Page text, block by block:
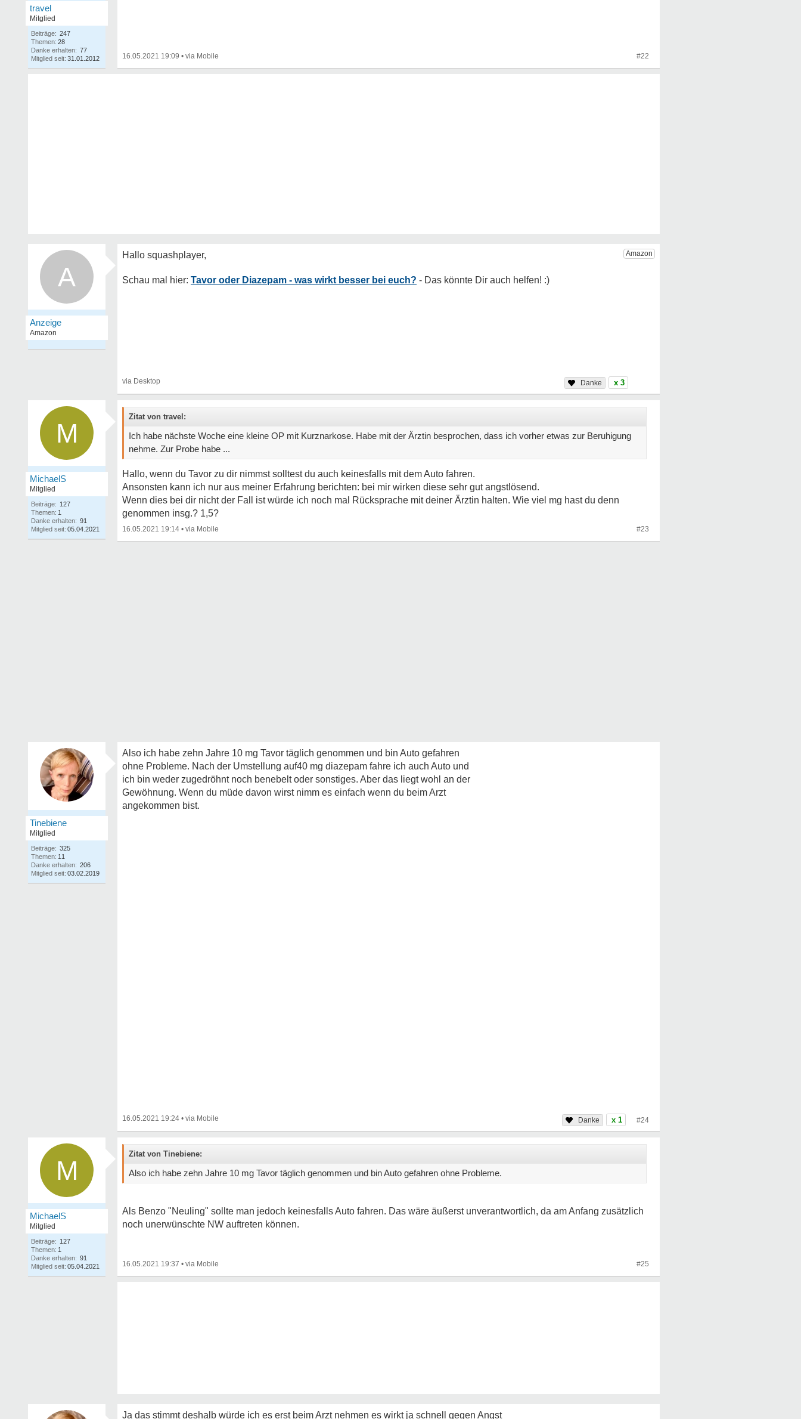
travel
Mitglied
Beiträge: 247
Themen: 28
Danke erhalten: 77
Mitglied seit: 31.01.2012 16.05.2021 19:09 • #22
A Tavor oder Diazepam - was wirkt besser bei euch?
x 3
M
MichaelS
Mitglied
Beiträge: 127
Themen: 1
Danke erhalten: 91
Mitglied seit: 05.04.2021
Zitat von travel:
Ich habe nächste Woche eine kleine OP mit Kurznarkose. Habe mit der Ärztin besprochen, dass ich vorher etwas zur Beruhigung
nehme. Zur Probe habe ...
Hallo, wenn du Tavor zu dir nimmst solltest du auch keinesfalls mit dem Auto fahren.
Ansonsten kann ich nur aus meiner Erfahrung berichten: bei mir wirken diese sehr gut angstlösend.
Wenn dies bei dir nicht der Fall ist würde ich noch mal Rücksprache mit deiner Ärztin halten. Wie viel mg hast du denn
genommen insg.? 1,5?
16.05.2021 19:14 • #23
Tinebiene
Mitglied
Beiträge: 325
Themen: 11
Danke erhalten: 206
Mitglied seit: 03.02.2019
Also ich habe zehn Jahre 10 mg Tavor täglich genommen und bin Auto gefahren
ohne Probleme. Nach der Umstellung auf40 mg diazepam fahre ich auch Auto und
ich bin weder zugedröhnt noch benebelt oder sonstiges. Aber das liegt wohl an der
Gewöhnung. Wenn du müde davon wirst nimm es einfach wenn du beim Arzt
angekommen bist.
16.05.2021 19:24 • x 1 #24
M
MichaelS
Mitglied
Beiträge: 127
Themen: 1
Danke erhalten: 91
Mitglied seit: 05.04.2021
Zitat von Tinebiene:
Also ich habe zehn Jahre 10 mg Tavor täglich genommen und bin Auto gefahren ohne Probleme.
Als Benzo "Neuling" sollte man jedoch keinesfalls Auto fahren. Das wäre äußerst unverantwortlich, da am Anfang zusätzlich
noch unerwünschte NW auftreten können.
16.05.2021 19:37 • #25
Ja das stimmt deshalb würde ich es erst beim Arzt nehmen es wirkt ja schnell gegen Angst